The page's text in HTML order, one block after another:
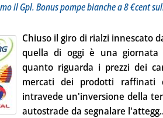
il Gpl. Bonus pompe bianche a 8 €cent
Chiuso il giro di rialzi innescato
quella di oggi è una
quanto riguarda i prezzi dei
mercati dei prodotti raffinati
intravede un'inversione della
autostrade da segnalare